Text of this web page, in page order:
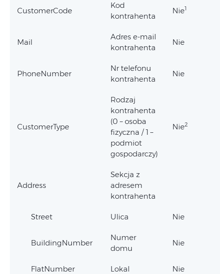
CustomerCode
Kod
kontrahenta
Nie1
Mail
Adres e-mail
kontrahenta
Nie
PhoneNumber
Nr telefonu
kontrahenta
Nie
CustomerType
Rodzaj
kontrahenta
(0 – osoba
fizyczna / 1 –
podmiot
gospodarczy)
Nie2
Address
Sekcja z
adresem
kontrahenta
Street Ulica Nie
BuildingNumber
Numer
domu
Nie
FlatNumber Lokal Nie